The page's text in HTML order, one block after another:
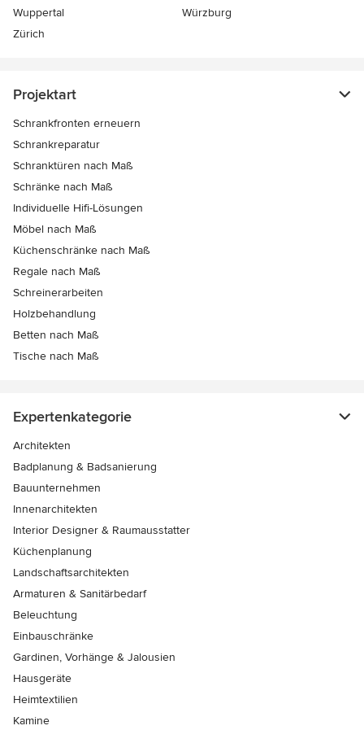
Wuppertal
Würzburg
Zürich
Projektart
Schrankfronten erneuern
Schrankreparatur
Schranktüren nach Maß
Schränke nach Maß
Individuelle Hifi-Lösungen
Möbel nach Maß
Küchenschränke nach Maß
Regale nach Maß
Schreinerarbeiten
Holzbehandlung
Betten nach Maß
Tische nach Maß
Expertenkategorie
Architekten
Badplanung & Badsanierung
Bauunternehmen
Innenarchitekten
Interior Designer & Raumausstatter
Küchenplanung
Landschaftsarchitekten
Armaturen & Sanitärbedarf
Beleuchtung
Einbauschränke
Gardinen, Vorhänge & Jalousien
Hausgeräte
Heimtextilien
Kamine